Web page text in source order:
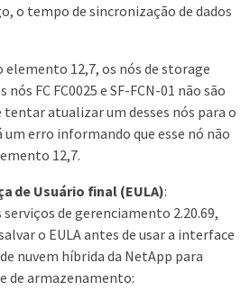
o tempo de sincronização de dados
elemento 12,7, os nós de storage
nós FC FC0025 e SF-FCN-01 não são
tentar atualizar um desses nós para o
erro informando que esse nó não
12,7.
de Usuário final (EULA):
de gerenciamento 2.20.69,
o EULA antes de usar a interface
nuvem híbrida da NetApp para
de armazenamento: